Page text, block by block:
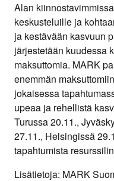
Alan
keskusteluille ja
ja kestävään kasvuun
järjestetään kuudessa
maksuttomia. MARK
enemmän
jokaisessa
upeaa ja rehellistä
Turussa 20.11.,
27.11., Helsingissä
tapahtumista
Lisätietoja: MARK